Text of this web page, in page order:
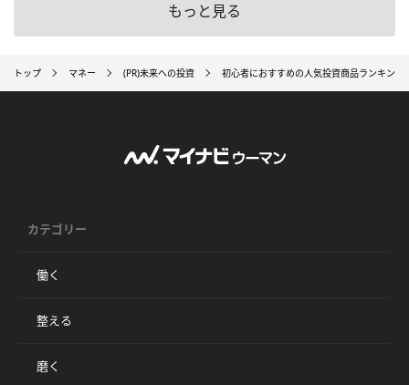
もっと見る
トップ マネー (PR)未来への投資 初心者におすすめの人気投資商品ランキング
カテゴリー
働く
整える
磨く